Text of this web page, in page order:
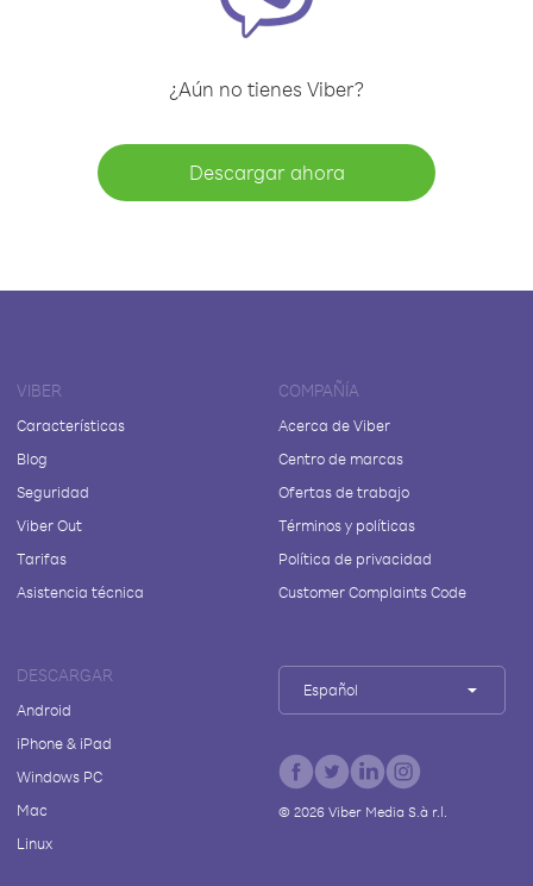
¿Aún no tienes Viber?
Descargar ahora
VIBER
Características
Blog
Seguridad
Viber Out
Tarifas
Asistencia técnica
COMPAÑÍA
Acerca de Viber
Centro de marcas
Ofertas de trabajo
Términos y políticas
Política de privacidad
Customer Complaints Code
DESCARGAR
Android
iPhone & iPad
Windows PC
Mac
Linux
Español
© 2026Viber Media S.à r.l.